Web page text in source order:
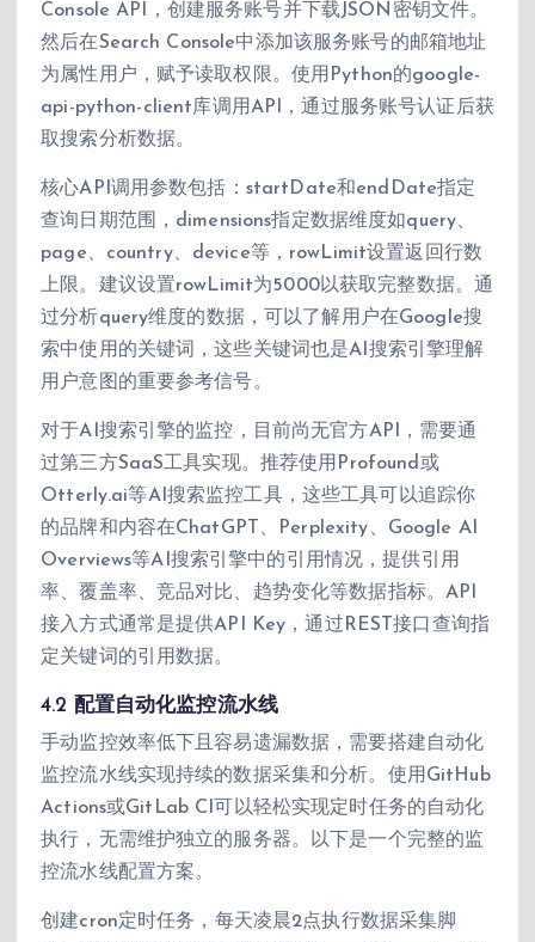
Console API，创建服务账号并下载JSON密钥文件。
然后在Search Console中添加该服务账号的邮箱地址
为属性用户，赋予读取权限。使用Python的google-
api-python-client库调用API，通过服务账号认证后获
取搜索分析数据。
核心API调用参数包括：startDate和endDate指定
查询日期范围，dimensions指定数据维度如query、
page、country、device等，rowLimit设置返回行数
上限。建议设置rowLimit为5000以获取完整数据。通
过分析query维度的数据，可以了解用户在Google搜
索中使用的关键词，这些关键词也是AI搜索引擎理解
用户意图的重要参考信号。
对于AI搜索引擎的监控，目前尚无官方API，需要通
过第三方SaaS工具实现。推荐使用Profound或
Otterly.ai等AI搜索监控工具，这些工具可以追踪你
的品牌和内容在ChatGPT、Perplexity、Google AI
Overviews等AI搜索引擎中的引用情况，提供引用
率、覆盖率、竞品对比、趋势变化等数据指标。API
接入方式通常是提供API Key，通过REST接口查询指
定关键词的引用数据。
4.2 配置自动化监控流水线
手动监控效率低下且容易遗漏数据，需要搭建自动化
监控流水线实现持续的数据采集和分析。使用GitHub
Actions或GitLab CI可以轻松实现定时任务的自动化
执行，无需维护独立的服务器。以下是一个完整的监
控流水线配置方案。
创建cron定时任务，每天凌晨2点执行数据采集脚